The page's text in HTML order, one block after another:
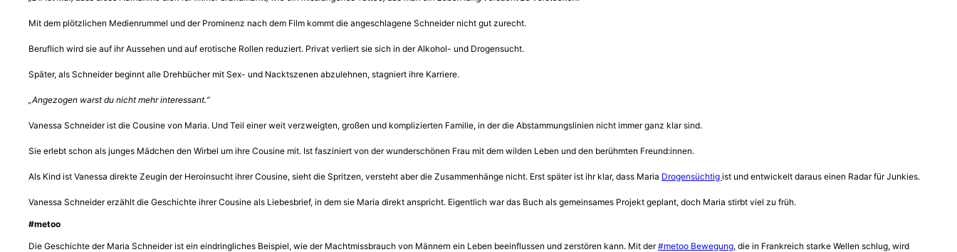
Mit dem plötzlichen Medienrummel und der Prominenz nach dem Film kommt die angeschlagene Schneider nicht gut zurecht.
Beruflich wird sie auf ihr Aussehen und auf erotische Rollen reduziert. Privat verliert sie sich in der Alkohol- und Drogensucht.
Später, als Schneider beginnt alle Drehbücher mit Sex- und Nacktszenen abzulehnen, stagniert ihre Karriere.
„Angezogen warst du nicht mehr interessant.“
Vanessa Schneider ist die Cousine von Maria. Und Teil einer weit verzweigten, großen und komplizierten Familie, in der die Abstammungslinien nicht immer ganz klar sind.
Sie erlebt schon als junges Mädchen den Wirbel um ihre Cousine mit. Ist fasziniert von der wunderschönen Frau mit dem wilden Leben und den berühmten Freund:innen.
Als Kind ist Vanessa direkte Zeugin der Heroinsucht ihrer Cousine, sieht die Spritzen, versteht aber die Zusammenhänge nicht. Erst später ist ihr klar, dass Maria Drogensüchtig ist und entwickelt daraus einen Radar für Junkies.
Vanessa Schneider erzählt die Geschichte ihrer Cousine als Liebesbrief, in dem sie Maria direkt anspricht. Eigentlich war das Buch als gemeinsames Projekt geplant, doch Maria stirbt viel zu früh.
#metoo
Die Geschichte der Maria Schneider ist ein eindringliches Beispiel, wie der Machtmissbrauch von Männern ein Leben beeinflussen und zerstören kann. Mit der#metoo Bewegung, die in Frankreich starke Wellen schlug, wird